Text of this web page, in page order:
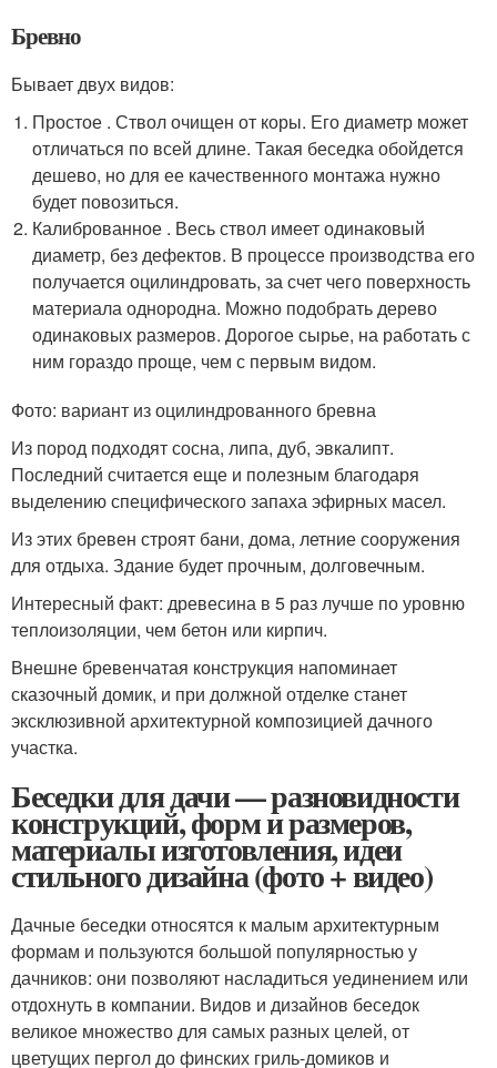
Бревно
Бывает двух видов:
Простое . Ствол очищен от коры. Его диаметр может
отличаться по всей длине. Такая беседка обойдется
дешево, но для ее качественного монтажа нужно
будет повозиться.
Калиброванное . Весь ствол имеет одинаковый
диаметр, без дефектов. В процессе производства его
получается оцилиндровать, за счет чего поверхность
материала однородна. Можно подобрать дерево
одинаковых размеров. Дорогое сырье, на работать с
ним гораздо проще, чем с первым видом.
Фото: вариант из оцилиндрованного бревна
Из пород подходят сосна, липа, дуб, эвкалипт.
Последний считается еще и полезным благодаря
выделению специфического запаха эфирных масел.
Из этих бревен строят бани, дома, летние сооружения
для отдыха. Здание будет прочным, долговечным.
Интересный факт: древесина в 5 раз лучше по уровню
теплоизоляции, чем бетон или кирпич.
Внешне бревенчатая конструкция напоминает
сказочный домик, и при должной отделке станет
эксклюзивной архитектурной композицией дачного
участка.
Беседки для дачи — разновидности
конструкций, форм и размеров,
материалы изготовления, идеи
стильного дизайна (фото + видео)
Дачные беседки относятся к малым архитектурным
формам и пользуются большой популярностью у
дачников: они позволяют насладиться уединением или
отдохнуть в компании. Видов и дизайнов беседок
великое множество для самых разных целей, от
цветущих пергол до финских гриль-домиков и